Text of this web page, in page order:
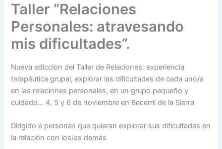
Taller “Relaciones
Personales: atravesando
mis dificultades”.
Nueva ediccion del Taller de Relaciones: experiencia
terapéutica grupal, explorar las dificultades de cada uno/a
en las relaciones personales, en un grupo pequeño y
cuidado… 4, 5 y 6 de noviembre en Becerril de la Sierra
Dirigido a personas que quieran explorar sus dificultades en
la relación con los/as demás